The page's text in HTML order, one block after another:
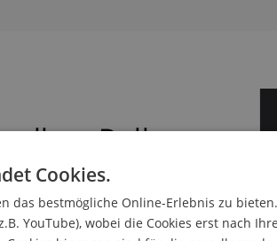
- Dellen,
Cookies.
das bestmögliche Online-Erlebnis zu
YouTube), wobei die Cookies erst nach